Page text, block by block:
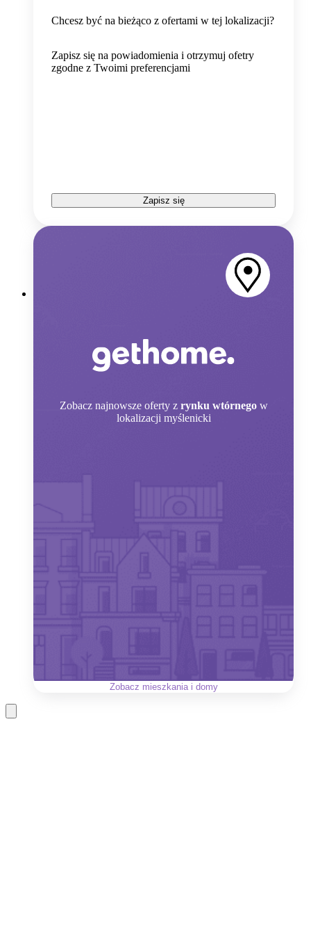
Chcesz być na bieżąco z ofertami w tej lokalizacji?
Zapisz się na powiadomienia i otrzymuj ofetry
zgodne z Twoimi preferencjami
Zapisz się
Zobacz najnowsze oferty z rynku wtórnego w
lokalizacji myślenicki
Zobacz mieszkania i domy